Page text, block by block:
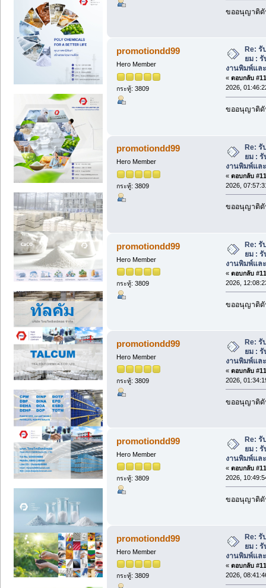
ขออนุญาติ
promotiondd99
Hero Member
กระทู้: 3809
Re: รั
ยม :
งานพิมพ์แล
« ตอบกลับ
2026,
ขออนุญาติ
promotiondd99
Hero Member
กระทู้: 3809
Re: รั
ยม :
งานพิมพ์แล
« ตอบกลับ
2026,
ขออนุญาติ
promotiondd99
Hero Member
กระทู้: 3809
Re: รั
ยม :
งานพิมพ์แล
« ตอบกลับ
2026,
ขออนุญาติ
promotiondd99
Hero Member
กระทู้: 3809
Re: รั
ยม :
งานพิมพ์แล
« ตอบกลับ
2026,
ขออนุญาติ
promotiondd99
Hero Member
กระทู้: 3809
Re: รั
ยม :
งานพิมพ์แล
« ตอบกลับ
2026,
ขออนุญาติ
promotiondd99
Hero Member
กระทู้: 3809
Re: รั
ยม :
งานพิมพ์แล
« ตอบกลับ
2026,